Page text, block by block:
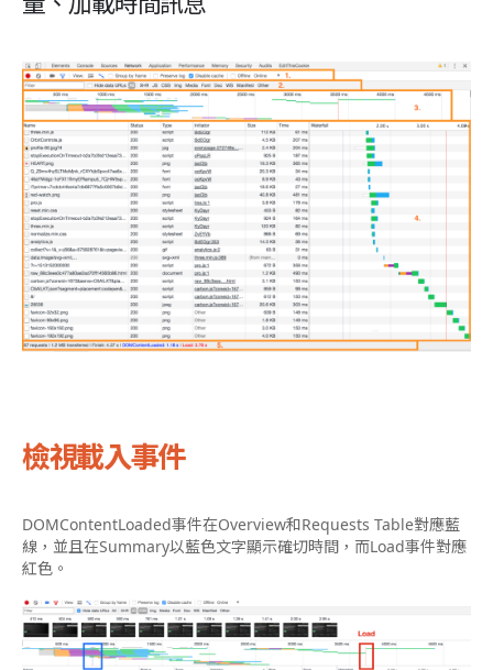
檢視載入事件
DOMContentLoaded事件在Overview和Requests Table對應藍
線，並且在Summary以藍色文字顯示確切時間，而Load事件對應
紅色。